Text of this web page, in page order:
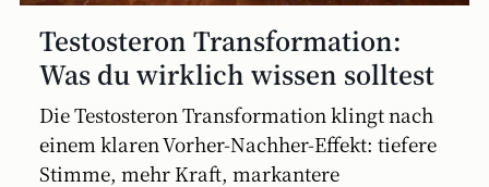
Testosteron Transformation:
Was du wirklich wissen solltest
Die Testosteron Transformation klingt nach
einem klaren Vorher-Nachher-Effekt: tiefere
Stimme, mehr Kraft, markantere